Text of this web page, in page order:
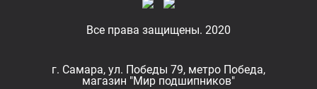
Все права защищены. 2020
г. Самара, ул. Победы 79, метро Победа,
магазин "Мир подшипников"